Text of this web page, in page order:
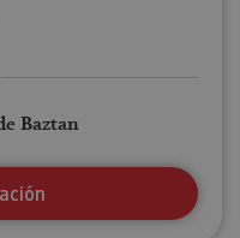
Baztan